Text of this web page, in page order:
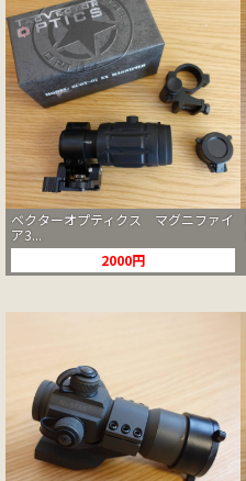
ベクターオプティクス マグニファイ
ア3...
2000円